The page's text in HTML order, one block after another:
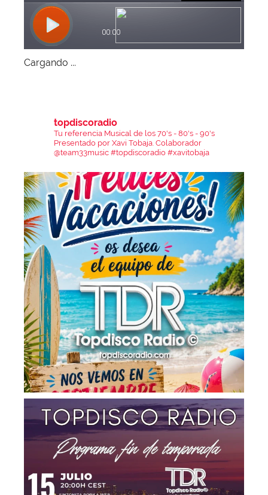
Cargando ...
topdiscoradio
Tu referencia Musical de los 70's - 80's - 90's
Presentado por Xavi Tobaja. Colaborador
@team33music #topdiscoradio #xavitobaja